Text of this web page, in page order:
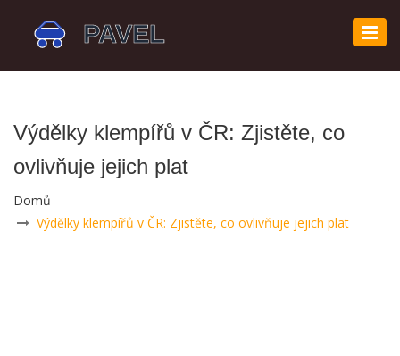
Výdělky klempířů v ČR: Zjistěte, co
ovlivňuje jejich plat
Domů
Výdělky klempířů v ČR: Zjistěte, co ovlivňuje jejich plat